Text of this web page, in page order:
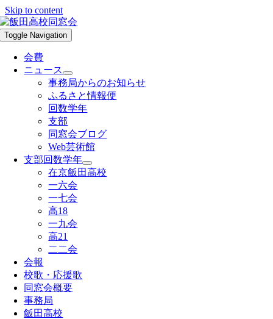
Skip to content
Toggle Navigation
会費
ニュース
事務局からのお知らせ
ふるさと情報便
回数学年
支部
同窓会ブログ
Web芸術館
支部回数学年
在京飯田高校
一六会
一七会
高18
一九会
高21
二二会
会報
校歌・応援歌
同窓会概要
事務局
飯田高校